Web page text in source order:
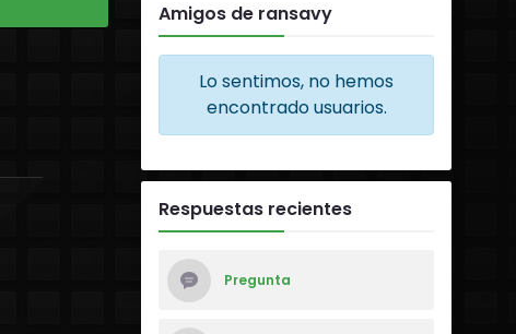
Amigos de ransavy
Lo sentimos, no hemos
encontrado usuarios.
Respuestas recientes
Pregunta